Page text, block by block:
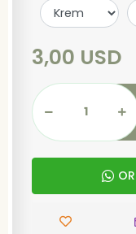
3,00 USD